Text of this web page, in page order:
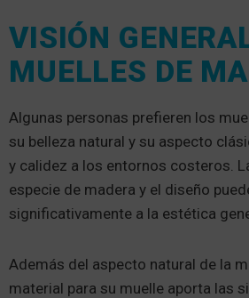
VISIÓN
MUELLES DE
Algunas personas prefieren los
su belleza natural y su aspecto
y calidez a los entornos costeros.
especie de madera y el diseño
significativamente a la estética
Además del aspecto natural de la
material para su muelle aporta las